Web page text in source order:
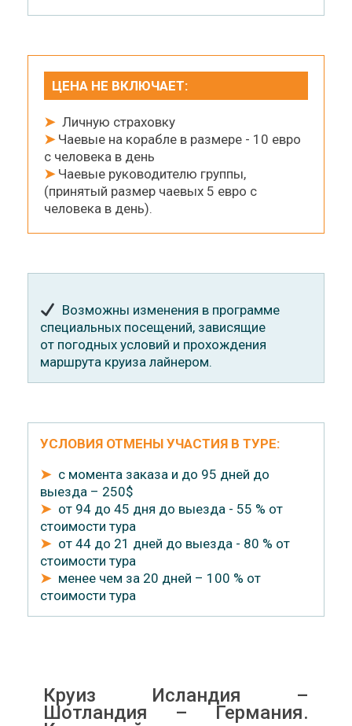
ЦЕНА НЕ ВКЛЮЧАЕТ:
➤Личную страховку
➤Чаевые на корабле в размере - 10 евро
с человека в день
➤Чаевые руководителю группы,
(принятый размер чаевых 5 евро с
человека в день).
Возможны изменения в программе
специальных посещений, зависящие
от погодных условий и прохождения
маршрута круиза лайнером.
УСЛОВИЯ ОТМЕНЫ УЧАСТИЯ В ТУРЕ:
➤с момента заказа и до 95 дней до
выезда – 250$
➤от 94 до 45 дня до выезда - 55 % от
стоимости тура
➤от 44 до 21 дней до выезда - 80 % от
стоимости тура
➤менее чем за 20 дней – 100 % от
стоимости тура
Круиз Исландия –
Шотландия – Германия.